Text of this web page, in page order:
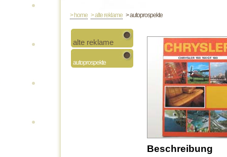
> home > alte reklame > autoprospekte
alte reklame
autoprospekte
Beschreibung